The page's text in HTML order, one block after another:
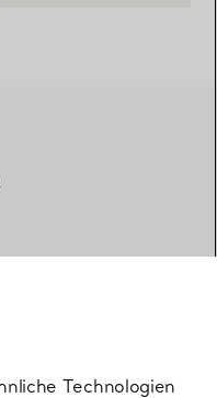
Technologien